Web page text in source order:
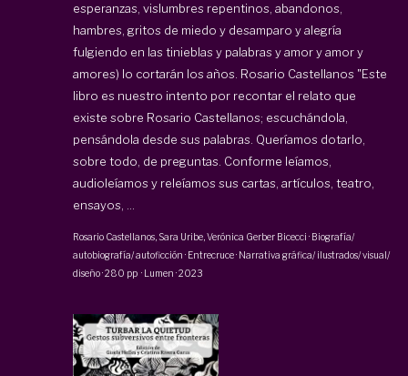
esperanzas, vislumbres repentinos, abandonos,
hambres, gritos de miedo y desamparo y alegría
fulgiendo en las tinieblas y palabras y amor y amor y
amores) lo cortarán los años. Rosario Castellanos "Este
libro es nuestro intento por recontar el relato que
existe sobre Rosario Castellanos; escuchándola,
pensándola desde sus palabras. Queríamos dotarlo,
sobre todo, de preguntas. Conforme leíamos,
audioleíamos y releíamos sus cartas, artículos, teatro,
ensayos, ...
Rosario Castellanos Sara Uribe Verónica Gerber Bicecci · Biografía/
autobiografía/ autoficción · Entrecruce · Narrativa gráfica/ ilustrados/ visual/
diseño·280 pp · Lumen ·2023